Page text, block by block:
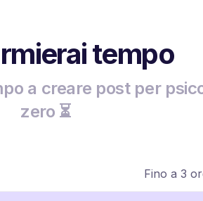
tempo
a creare post per
zero ⏳
Fino a 3